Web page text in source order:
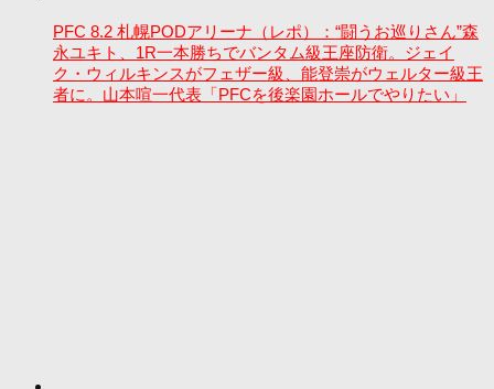
PFC 8.2 札幌PODアリーナ（レポ）：“闘うお巡りさん”森
永ユキト、1R一本勝ちでバンタム級王座防衛。ジェイ
ク・ウィルキンスがフェザー級、能登崇がウェルター級王
者に。山本喧一代表「PFCを後楽園ホールでやりたい」